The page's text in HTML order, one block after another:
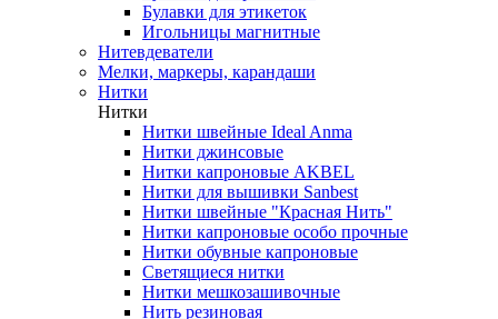
Булавки для этикеток
Игольницы магнитные
Нитевдеватели
Мелки, маркеры, карандаши
Нитки
Нитки
Нитки швейные Ideal Anma
Нитки джинсовые
Нитки капроновые AKBEL
Нитки для вышивки Sanbest
Нитки швейные "Красная Нить"
Нитки капроновые особо прочные
Нитки обувные капроновые
Светящиеся нитки
Нитки мешкозашивочные
Нить резиновая